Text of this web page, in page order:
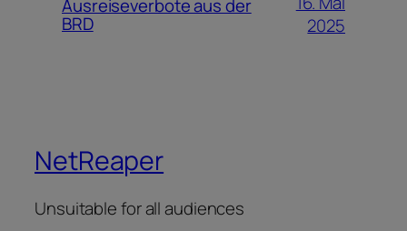
Ausreiseverbote aus der
BRD
2025
NetReaper
Unsuitable for all audiences